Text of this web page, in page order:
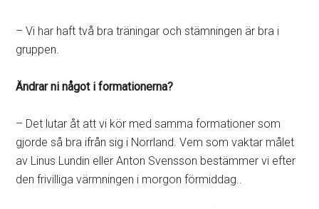
– Vi har haft två bra träningar och stämningen är bra i
gruppen.
Ändrar ni något i formationerna?
– Det lutar åt att vi kör med samma formationer som
gjorde så bra ifrån sig i Norrland. Vem som vaktar målet
av Linus Lundin eller Anton Svensson bestämmer vi efter
den frivilliga värmningen i morgon förmiddag..